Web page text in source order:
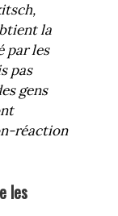
la
par les
pas
gens
réaction
les